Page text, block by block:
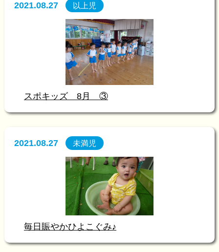
2021.08.27 以上児
スポキッズ 8月 ③
2021.08.27 未満児
毎日賑やかひよこぐみ♪